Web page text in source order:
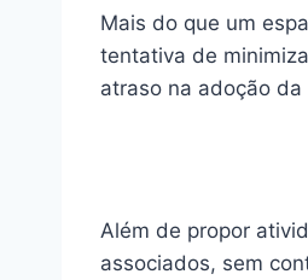
Mais do que um
tentativa de
atraso na adoção
Além de propor
associados, sem